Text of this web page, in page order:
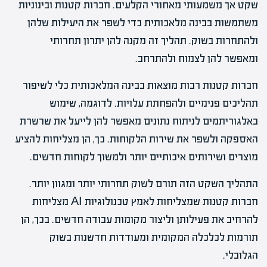
שקט אך משמעותי מאחורי הקלעים. חברות קטנות ובינוניות
משתמשות בבינה מלאכותית כדי לשפר את היעילות שלהן
ולהתחרות בשוק. תהליך זה מקנה להן יתרון תחרותי
ומאפשר להן לצמוח ולהתרחב.
חברות קטנות רבות מוצאות בבינה המלאכותית כלי לשיפור
תהליכים פנימיים ולהפחתת עלויות. לדוגמה, שימוש
באלגוריתמים לניתוח נתונים מאפשר להן לייעל את שרשרת
האספקה ולשפר את שירות הלקוחות. כך, הן מצליחות להציע
מוצרים ושירותים איכותיים יותר ולמשוך לקוחות חדשים.
התהליך השקט הזה תורם לשוק תחרותי יותר ומגוון יותר.
חברות קטנות שמצליחות לאמץ טכנולוגיות AI מצליחות
להרחיב את פעילותן וליצור מקומות עבודה חדשים. בכך, הן
תורמות לכלכלה המקומית ומעודדות חדשנות בשוק
הגלובלי.